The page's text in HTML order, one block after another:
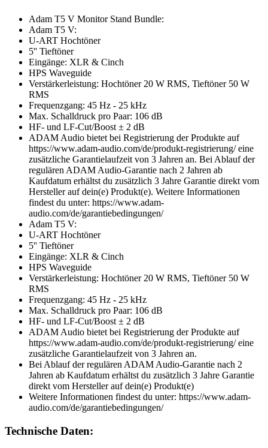
Adam T5 V Monitor Stand Bundle:
Adam T5 V:
U-ART Hochtöner
5'' Tieftöner
Eingänge: XLR & Cinch
HPS Waveguide
Verstärkerleistung: Hochtöner 20 W RMS, Tieftöner 50 W
RMS
Frequenzgang: 45 Hz - 25 kHz
Max. Schalldruck pro Paar: 106 dB
HF- und LF-Cut/Boost ± 2 dB
ADAM Audio bietet bei Registrierung der Produkte auf
https://www.adam-audio.com/de/produkt-registrierung/ eine
zusätzliche Garantielaufzeit von 3 Jahren an. Bei Ablauf der
regulären ADAM Audio-Garantie nach 2 Jahren ab
Kaufdatum erhältst du zusätzlich 3 Jahre Garantie direkt vom
Hersteller auf dein(e) Produkt(e). Weitere Informationen
findest du unter: https://www.adam-
audio.com/de/garantiebedingungen/
Adam T5 V:
U-ART Hochtöner
5'' Tieftöner
Eingänge: XLR & Cinch
HPS Waveguide
Verstärkerleistung: Hochtöner 20 W RMS, Tieftöner 50 W
RMS
Frequenzgang: 45 Hz - 25 kHz
Max. Schalldruck pro Paar: 106 dB
HF- und LF-Cut/Boost ± 2 dB
ADAM Audio bietet bei Registrierung der Produkte auf
https://www.adam-audio.com/de/produkt-registrierung/ eine
zusätzliche Garantielaufzeit von 3 Jahren an.
Bei Ablauf der regulären ADAM Audio-Garantie nach 2
Jahren ab Kaufdatum erhältst du zusätzlich 3 Jahre Garantie
direkt vom Hersteller auf dein(e) Produkt(e)
Weitere Informationen findest du unter: https://www.adam-
audio.com/de/garantiebedingungen/
Technische Daten: